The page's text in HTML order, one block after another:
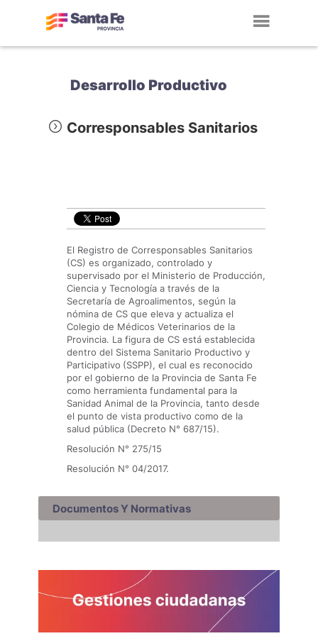
Desarrollo Productivo
Corresponsables Sanitarios
El Registro de Corresponsables Sanitarios
(CS) es organizado, controlado y
supervisado por el Ministerio de Producción,
Ciencia y Tecnología a través de la
Secretaría de Agroalimentos, según la
nómina de CS que eleva y actualiza el
Colegio de Médicos Veterinarios de la
Provincia. La figura de CS está establecida
dentro del Sistema Sanitario Productivo y
Participativo (SSPP), el cual es reconocido
por el gobierno de la Provincia de Santa Fe
como herramienta fundamental para la
Sanidad Animal de la Provincia, tanto desde
el punto de vista productivo como de la
salud pública (Decreto N° 687/15).
Resolución N° 275/15
Resolución N° 04/2017.
Documentos Y Normativas